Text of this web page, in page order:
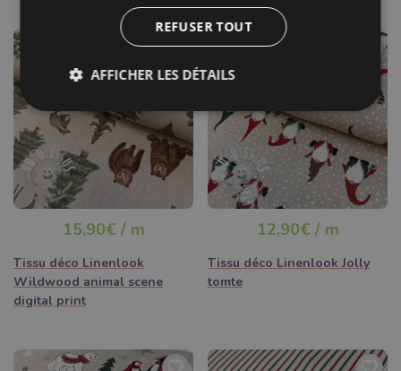
15,90€ / m
Tissu déco Linenlook
Wildwood animal scene
digital print
12,90€ / m
Tissu déco Linenlook Jolly
tomte
REFUSER TOUT
AFFICHER LES DÉTAILS